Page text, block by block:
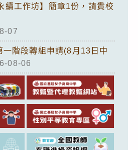
續工作坊】簡章1份，請貴校
07
一階段轉組申請(8月13日中
08-06